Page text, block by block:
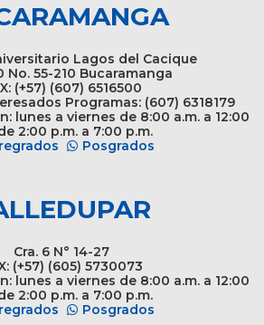
Lagos del Cacique
No. 55-210 Bucaramanga
(+57) (607) 6516500
Programas: (607) 6318179
lunes a viernes de 8:00 a.m. a 12:00
2:00 p.m. a 7:00 p.m.
Posgrados
Cra. 6 N° 14-27
(+57) (605) 5730073
lunes a viernes de 8:00 a.m. a 12:00
2:00 p.m. a 7:00 p.m.
Posgrados